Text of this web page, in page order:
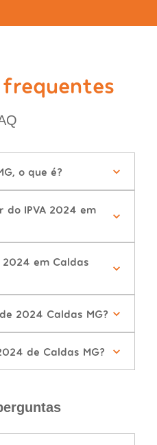
o que é?
do IPVA 2024 em
2024 em Caldas
2024 Caldas MG?
de Caldas MG?